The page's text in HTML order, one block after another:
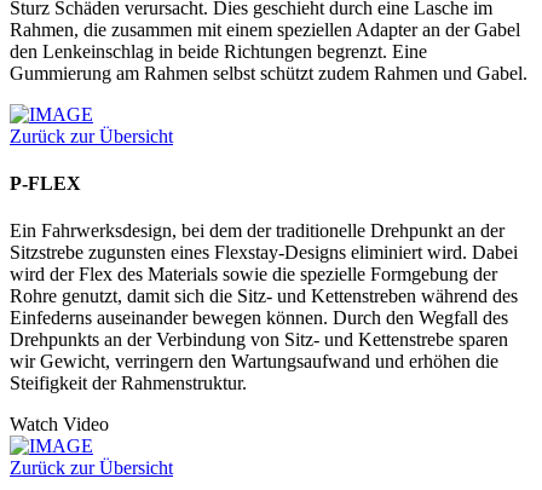
Sturz Schäden verursacht. Dies geschieht durch eine Lasche im
Rahmen, die zusammen mit einem speziellen Adapter an der Gabel
den Lenkeinschlag in beide Richtungen begrenzt. Eine
Gummierung am Rahmen selbst schützt zudem Rahmen und Gabel.
Zurück zur Übersicht
P-FLEX
Ein Fahrwerksdesign, bei dem der traditionelle Drehpunkt an der
Sitzstrebe zugunsten eines Flexstay-Designs eliminiert wird. Dabei
wird der Flex des Materials sowie die spezielle Formgebung der
Rohre genutzt, damit sich die Sitz- und Kettenstreben während des
Einfederns auseinander bewegen können. Durch den Wegfall des
Drehpunkts an der Verbindung von Sitz- und Kettenstrebe sparen
wir Gewicht, verringern den Wartungsaufwand und erhöhen die
Steifigkeit der Rahmenstruktur.
Watch Video
Zurück zur Übersicht